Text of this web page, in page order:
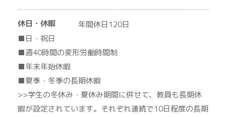
休日・休暇
年間休日120日
■日・祝日
■週40時間の変形労働時間制
■年末年始休暇
■夏季・冬季の長期休暇
>>学生の冬休み・夏休み期間に併せて、教員も長期休
暇が設定されています。それぞれ連続で10日程度の長期